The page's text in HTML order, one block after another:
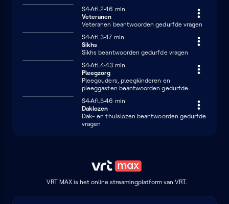
Seizoen 4
S4Afl.246 minuten
46 min
Veteranen
Veteranen beantwoorden gedurfde vragen
Seizoen 4
S4Afl.347 minuten
47 min
Sikhs
Sikhs beantwoorden gedurfde vragen
Seizoen 4
S4Afl.443 minuten
43 min
Pleegzorg
Pleegouders, pleegkinderen en
pleeggasten beantwoorden gedurfde
Seizoen 4
S4Afl.546 minuten
46 min
Daklozen
Dak- en thuislozen beantwoorden gedurfde
vragen
VRT MAX is het online streamingplatform van VRT.